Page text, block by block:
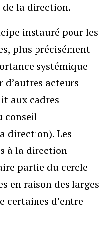
de la direction.
instauré pour les
plus précisément
systémique
acteurs
aux cadres
conseil
direction). Les
à la direction
partie du cercle
en raison des larges
certaines d’entre